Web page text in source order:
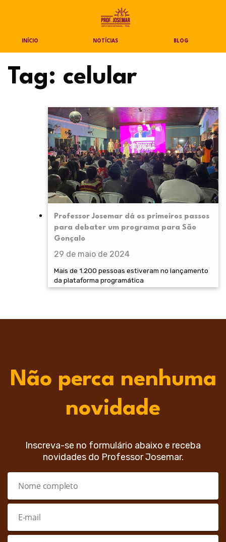
INÍCIO NOTÍCIAS BLOG
Tag: celular
Professor Josemar dá os primeiros passos
para debater um programa para São
Gonçalo
29 de maio de 2024
Mais de 1.200 pessoas estiveram no lançamento
da plataforma programática
Não perca nenhuma
novidade
Inscreva-se no formulário abaixo e receba
novidades do Professor Josemar.